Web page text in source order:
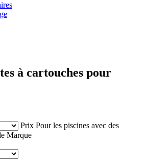
à cartouches pour
Prix Pour les piscines avec des
Marque